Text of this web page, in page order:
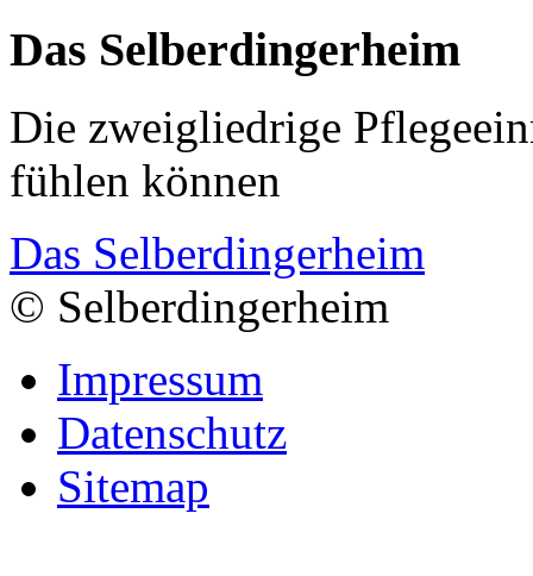
Das Selberdingerheim
Die zweigliedrige
fühlen können
Das Selberdingerheim
© Selberdingerheim
Impressum
Datenschutz
Sitemap